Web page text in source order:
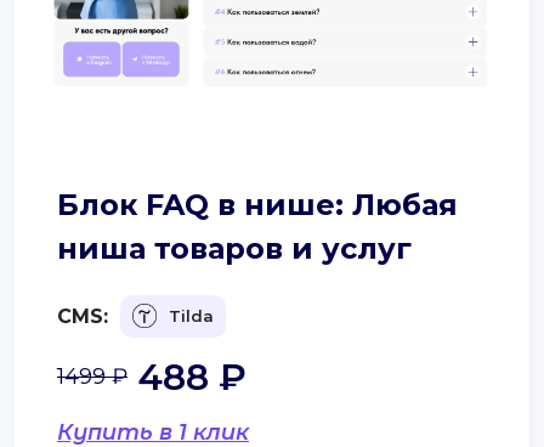
Блок FAQ в нише: Любая
ниша товаров и услуг
CMS: Tilda
Купить в 1 клик
1499 ₽ 488 ₽